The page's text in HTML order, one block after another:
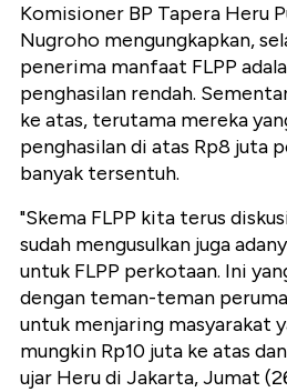
Komisioner BP Tapera Heru
Nugroho mengungkapkan,
penerima manfaat FLPP
penghasilan rendah.
ke atas, terutama mereka
penghasilan di atas Rp8 juta
banyak tersentuh.
"Skema FLPP kita terus
sudah mengusulkan juga
untuk FLPP perkotaan. Ini
dengan teman-teman
untuk menjaring masyarakat
mungkin Rp10 juta ke atas
ujar Heru di Jakarta, Jumat